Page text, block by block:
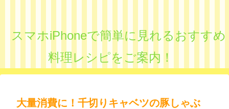
スマホiPhoneで簡単に見れるおすすめ
料理レシピをご案内！
大量消費に！千切りキャベツの豚しゃぶ